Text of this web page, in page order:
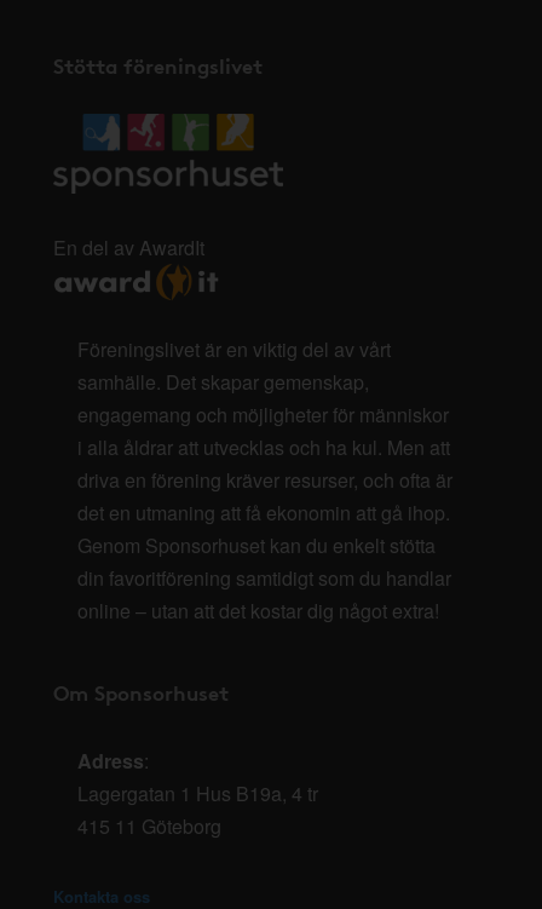
Stötta föreningslivet
En del av AwardIt
Föreningslivet är en viktig del av vårt
samhälle. Det skapar gemenskap,
engagemang och möjligheter för människor
i alla åldrar att utvecklas och ha kul. Men att
driva en förening kräver resurser, och ofta är
det en utmaning att få ekonomin att gå ihop.
Genom Sponsorhuset kan du enkelt stötta
din favoritförening samtidigt som du handlar
online – utan att det kostar dig något extra!
Om Sponsorhuset
Adress:
Lagergatan 1 Hus B19a, 4 tr
415 11 Göteborg
Kontakta oss